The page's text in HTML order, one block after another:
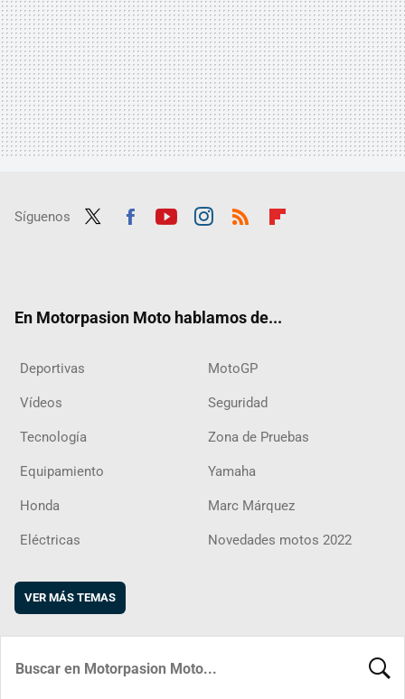
Síguenos
En Motorpasion Moto hablamos de...
Deportivas MotoGP
Vídeos Seguridad
Tecnología Zona de Pruebas
Equipamiento Yamaha
Honda Marc Márquez
Eléctricas Novedades motos 2022
VER MÁS TEMAS